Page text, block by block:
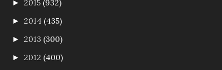
► 2015 (932)
► 2014 (435)
► 2013 (300)
► 2012 (400)